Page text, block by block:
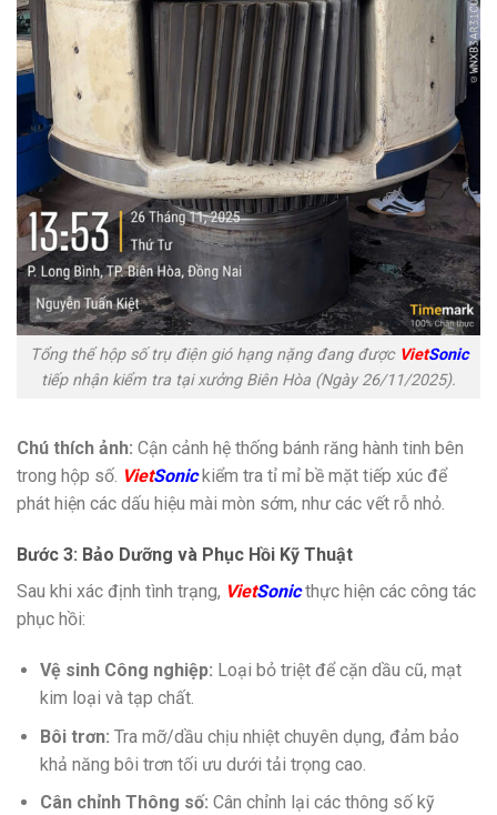
Tổng thể hộp số trụ điện gió hạng nặng đang được VietSonic
tiếp nhận kiểm tra tại xưởng Biên Hòa (Ngày 26/11/2025).
Chú thích ảnh: Cận cảnh hệ thống bánh răng hành tinh bên
trong hộp số. VietSonic kiểm tra tỉ mỉ bề mặt tiếp xúc để
phát hiện các dấu hiệu mài mòn sớm, như các vết rỗ nhỏ.
Bước 3: Bảo Dưỡng và Phục Hồi Kỹ Thuật
Sau khi xác định tình trạng, VietSonicthực hiện các công tác
phục hồi:
Vệ sinh Công nghiệp: Loại bỏ triệt để cặn dầu cũ, mạt
kim loại và tạp chất.
Bôi trơn: Tra mỡ/dầu chịu nhiệt chuyên dụng, đảm bảo
khả năng bôi trơn tối ưu dưới tải trọng cao.
Cân chỉnh Thông số: Cân chỉnh lại các thông số kỹ